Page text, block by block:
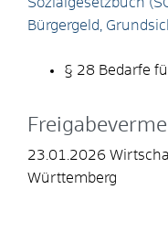
Bürgergeld,
§ 28 Bedarfe
23.01.2026
Württemberg